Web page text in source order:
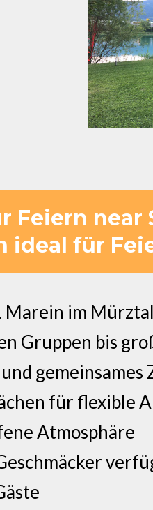
Feiern near
ideal für
im
Gruppen bis
gemeinsames
für flexible
Atmosphäre